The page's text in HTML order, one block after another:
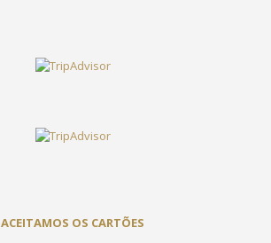
ACEITAMOS OS CARTÕES